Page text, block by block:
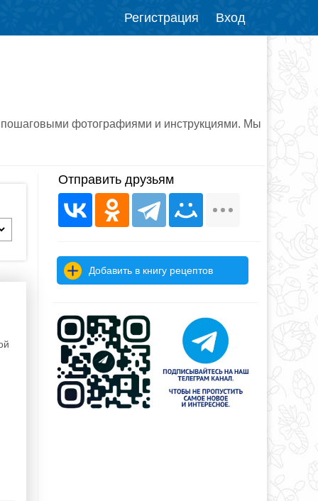
Регистрация Вход
пошаговыми фотографиями и инструкциями. Мы
Отправить друзьям
Добавить в книгу рецептов